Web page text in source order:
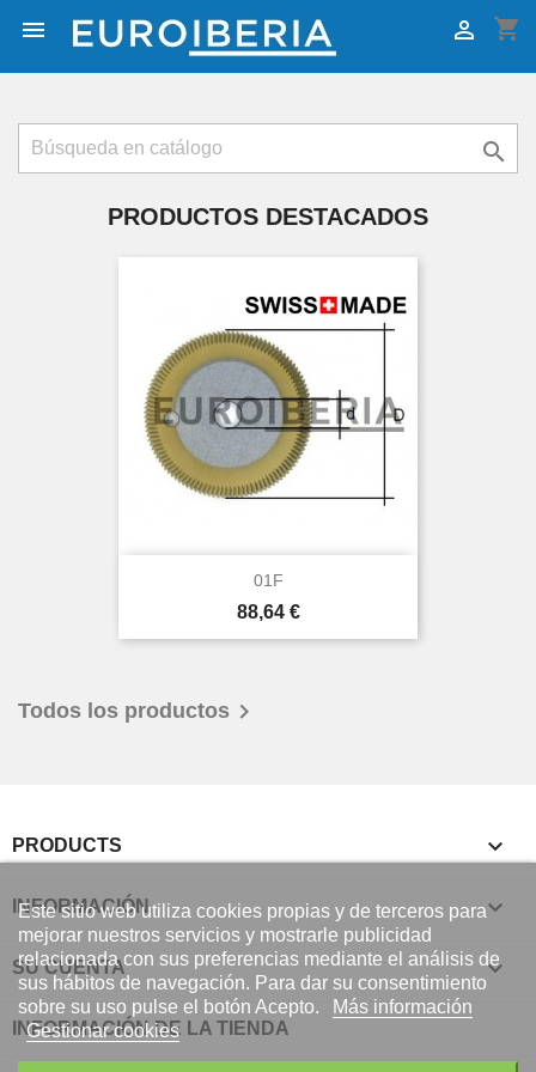
 shopping_cart


PRODUCTOS DESTACADOS
01F
Precio
88,64 €
Todos los productos 
PRODUCTS 
INFORMACIÓN 
SU CUENTA 
INFORMACIÓN DE LA TIENDA
Este sitio web utiliza cookies propias y de terceros para
mejorar nuestros servicios y mostrarle publicidad
relacionada con sus preferencias mediante el análisis de
sus hábitos de navegación. Para dar su consentimiento
sobre su uso pulse el botón Acepto.
Más información
Gestionar cookies